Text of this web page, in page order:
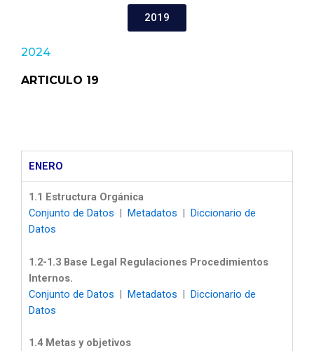
2019
2024
ARTICULO 19
ENERO
1.1 Estructura Orgánica
Conjunto de Datos | Metadatos | Diccionario de
Datos
1.2-1.3 Base Legal Regulaciones Procedimientos
Internos.
Conjunto de Datos | Metadatos | Diccionario de
Datos
1.4 Metas y objetivos